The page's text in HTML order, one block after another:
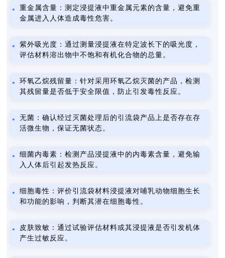
重金属含量：测定浸提液中重金属元素的含量，避免重
金属进入人体造成毒性危害。
紫外吸光度：通过测量浸提液在特定波长下的吸光度，
评估材料溶出物中不饱和有机化合物的总量。
环氧乙烷残留量：针对采用环氧乙烷灭菌的产品，检测
其残留量是否低于安全限值，防止引发毒性反应。
无菌：确认经过灭菌处理后的引流袋产品上是否存在存
活微生物，保证无菌状态。
细菌内毒素：检测产品浸提液中的内毒素含量，避免输
入人体后引起发热反应。
细胞毒性：评价引流袋材料浸提液对哺乳动物细胞生长
和功能的影响，判断其潜在细胞毒性。
皮肤致敏：通过试验评估材料或其浸提液是否引发机体
产生过敏反应。